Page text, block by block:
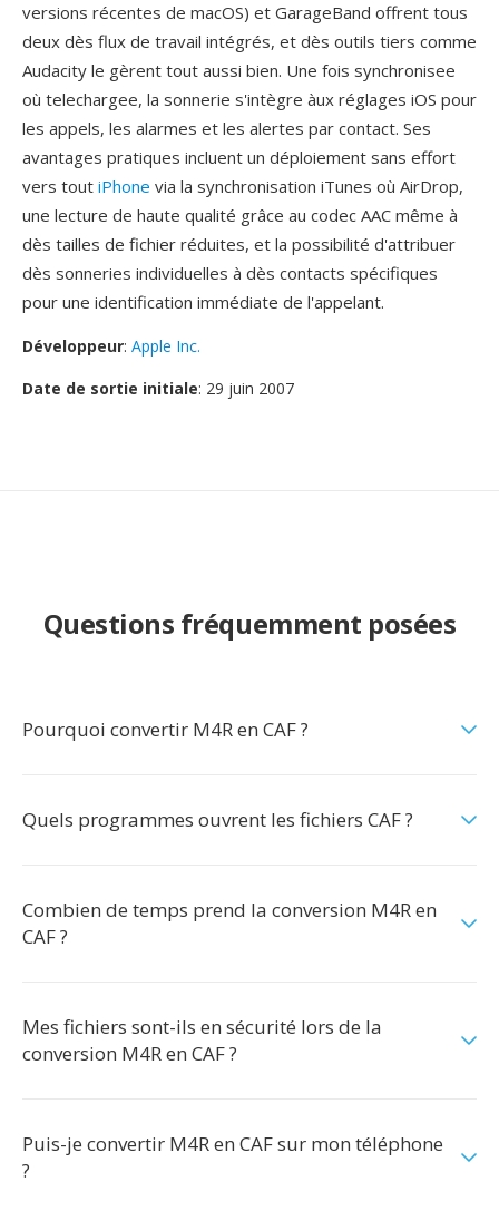
versions récentes de macOS) et GarageBand offrent tous
deux dès flux de travail intégrés, et dès outils tiers comme
Audacity le gèrent tout aussi bien. Une fois synchronisee
où telechargee, la sonnerie s'intègre àux réglages iOS pour
les appels, les alarmes et les alertes par contact. Ses
avantages pratiques incluent un déploiement sans effort
vers tout iPhone via la synchronisation iTunes où AirDrop,
une lecture de haute qualité grâce au codec AAC même à
dès tailles de fichier réduites, et la possibilité d'attribuer
dès sonneries individuelles à dès contacts spécifiques
pour une identification immédiate de l'appelant.
Développeur: Apple Inc.
Date de sortie initiale: 29 juin 2007
Questions fréquemment posées
Pourquoi convertir M4R en CAF ?
Quels programmes ouvrent les fichiers CAF ?
Combien de temps prend la conversion M4R en
CAF ?
Mes fichiers sont-ils en sécurité lors de la
conversion M4R en CAF ?
Puis-je convertir M4R en CAF sur mon téléphone
?